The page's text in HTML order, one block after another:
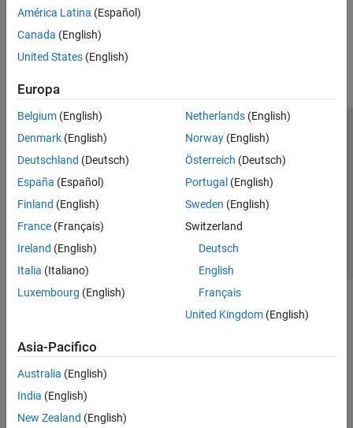
América Latina (Español)
Canada (English)
United States (English)
Europa
Belgium (English)
Denmark (English)
Deutschland (Deutsch)
España (Español)
Finland (English)
France (Français)
Ireland (English)
Italia (Italiano)
Luxembourg (English)
Netherlands(English)
Norway(English)
Österreich (Deutsch)
Portugal (English)
Sweden (English)
Switzerland
Deutsch
English
Français
United Kingdom(English)
Asia-Pacifico
Australia (English)
India (English)
New Zealand (English)
Centro di fiducia
Informativa sulla privacy
Antipirateria
Stato dell'applicazione
Contatti
© 1994-2026 The MathWorks, Inc.